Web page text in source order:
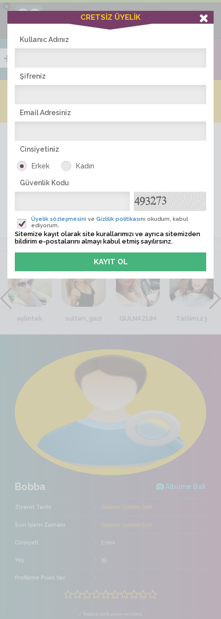
×
Ciddiask Uygulaması
+1 Hafta Gold Üyelik Kazan
Bedava - com.ciddi.ask
İNDİR
ÜYE ARA
VİTRİN
aylintek sultan_gazi GULNAZLIM Tatlim123
Bobba Albüme Bak
Ziyaret Tarihi Sadece üyelere özel
Son İşlem Zamanı Sadece üyelere özel
Cinsiyeti Erkek
Yaş 39
Profilime Puan Ver
/ Toplam defa puan verilmiş
CRETSİZ ÜYELİK
Kullanıc Adınız
Şifreniz
Email Adresiniz
Cinsiyetiniz
Erkek Kadın
Güvenlik Kodu
Üyelik sözleşmesini ve Gizlilik politikasını okudum, kabul
ediyorum.
Sitemize kayıt olarak site kurallarımızı ve ayrıca sitemizden
bildirim e-postalarını almayı kabul etmiş sayılırsınz.